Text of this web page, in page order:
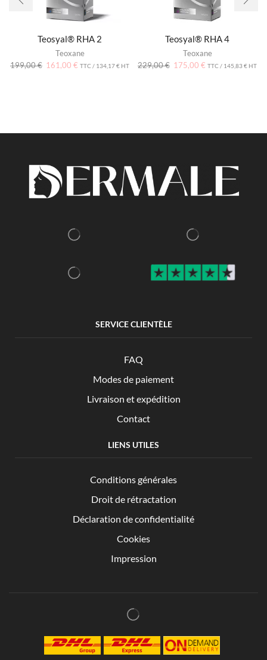
Teosyal® RHA 2
Teoxane
199,00€ 161,00 € TTC / 134,17€ HT
Teosyal® RHA 4
Teoxane
229,00€ 175,00 € TTC / 145,83€ HT
SERVICE CLIENTÈLE
FAQ
Modes de paiement
Livraison et expédition
Contact
LIENS UTILES
Conditions générales
Droit de rétractation
Déclaration de confidentialité
Cookies
Impression